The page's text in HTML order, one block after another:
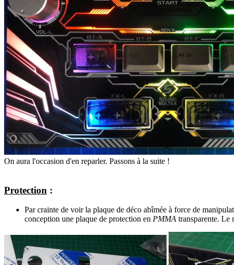
On aura l'occasion d'en reparler. Passons à la suite !
Protection :
Par crainte de voir la plaque de déco abîmée à force de
conception une plaque de protection en PMMA transparente. Le